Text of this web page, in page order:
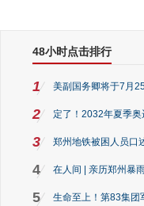
48小时点击排行
1 美副国务卿将于7月
2 定了！2032年夏季
3 郑州地铁被困人员口
4 在人间 | 亲历郑州暴
5 生命至上！第83集团